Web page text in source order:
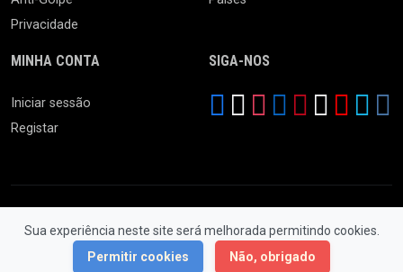
Sua experiência neste site será melhorada permitindo cookies.
Permitir cookies
Não, obrigado
Privacidade
MINHA CONTA
Iniciar sessão
Registar
SIGA-NOS
© 2026 Feira da Ladra. Todos os Direitos Reservados.